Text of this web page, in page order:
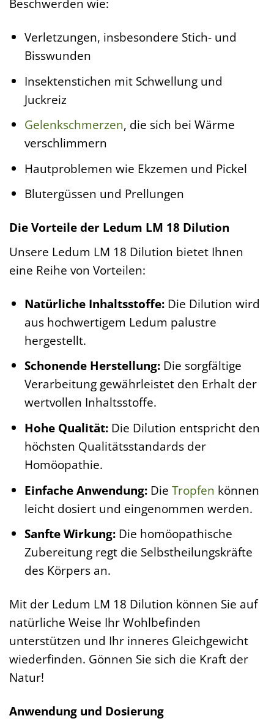
Beschwerden wie:
Verletzungen, insbesondere Stich- und
Bisswunden
Insektenstichen mit Schwellung und
Juckreiz
Gelenkschmerzen, die sich bei Wärme
verschlimmern
Hautproblemen wie Ekzemen und Pickel
Blutergüssen und Prellungen
Die Vorteile der Ledum LM 18 Dilution
Unsere Ledum LM 18 Dilution bietet Ihnen
eine Reihe von Vorteilen:
Natürliche Inhaltsstoffe:Die Dilution wird
aus hochwertigem Ledum palustre
hergestellt.
Schonende Herstellung:Die sorgfältige
Verarbeitung gewährleistet den Erhalt der
wertvollen Inhaltsstoffe.
Hohe Qualität:Die Dilution entspricht den
höchsten Qualitätsstandards der
Homöopathie.
Einfache Anwendung:Die Tropfen können
leicht dosiert und eingenommen werden.
Sanfte Wirkung:Die homöopathische
Zubereitung regt die Selbstheilungskräfte
des Körpers an.
Mit der Ledum LM 18 Dilution können Sie auf
natürliche Weise Ihr Wohlbefinden
unterstützen und Ihr inneres Gleichgewicht
wiederfinden. Gönnen Sie sich die Kraft der
Natur!
Anwendung und Dosierung